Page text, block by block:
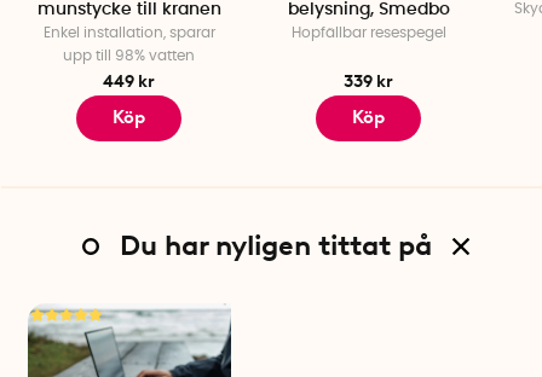
munstycke till kranen
Enkel installation, sparar
upp till 98% vatten
449 kr
Köp
belysning, Smedbo
Hopfällbar resespegel
339 kr
Köp
Du har nyligen tittat på